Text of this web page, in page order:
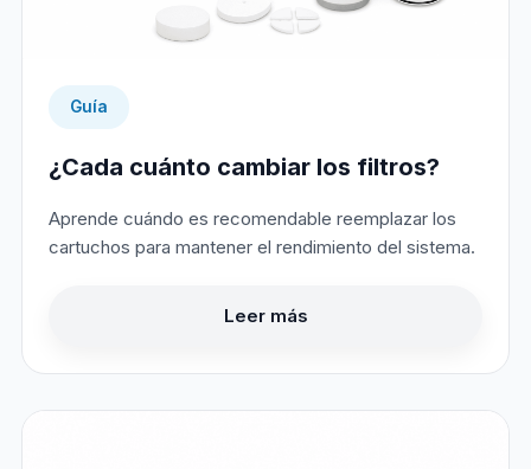
Guía
¿Cada cuánto cambiar los filtros?
Aprende cuándo es recomendable reemplazar los
cartuchos para mantener el rendimiento del sistema.
Leer más